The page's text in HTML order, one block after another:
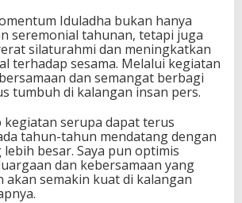
Iduladha bukan hanya
seremonial tahunan, tetapi juga
silaturahmi dan meningkatkan
terhadap sesama. Melalui kegiatan
dan semangat berbagi
tumbuh di kalangan insan pers.
kegiatan serupa dapat terus
tahun-tahun mendatang dengan
besar. Saya pun optimis
dan kebersamaan yang
semakin kuat di kalangan